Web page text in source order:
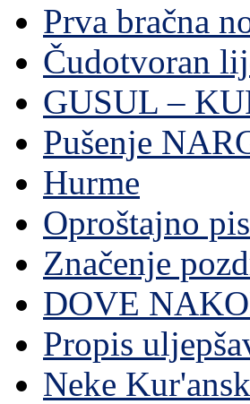
Prva bračna
Čudotvoran
GUSUL –
Pušenje
Hurme
Oproštajno
Značenje
DOVE
Propis
Neke